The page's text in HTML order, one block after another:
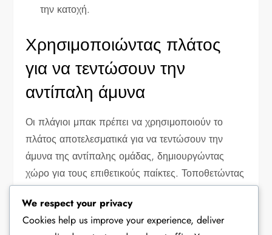
την κατοχή.
Χρησιμοποιώντας πλάτος
για να τεντώσουν την
αντίπαλη άμυνα
Οι πλάγιοι μπακ πρέπει να χρησιμοποιούν το
πλάτος αποτελεσματικά για να τεντώσουν την
άμυνα της αντίπαλης ομάδας, δημιουργώντας
χώρο για τους επιθετικούς παίκτες. Τοποθετώντας
τους σε ευρεία θέση, μπορούν να αναγκάσουν
τους αμυντικούς να βγουν εκτός θέσης,
επιτρέποντας στους μέσους και τους επιθετικούς
We respect your privacy
Cookies help us improve your experience, deliver